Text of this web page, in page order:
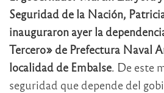
Seguridad de la Nación,
inauguraron ayer la
Tercero» de Prefectura Naval
localidad de Embalse. De este
seguridad que depende del